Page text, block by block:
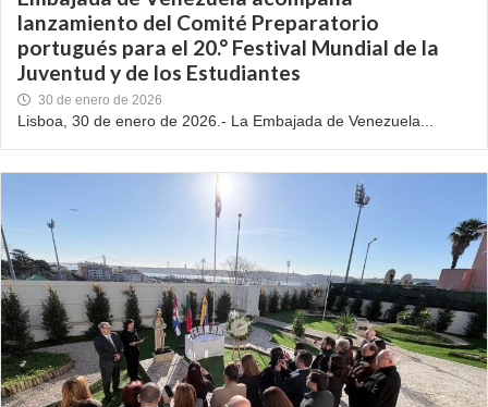
lanzamiento del Comité Preparatorio
portugués para el 20.° Festival Mundial de la
Juventud y de los Estudiantes
30 de enero de 2026
Lisboa, 30 de enero de 2026.- La Embajada de Venezuela...